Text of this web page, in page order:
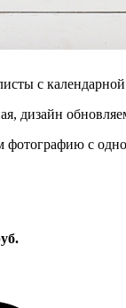
с календарной
дизайн
с